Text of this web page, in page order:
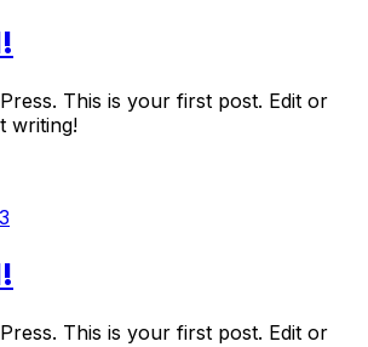
This is your first post. Edit or
writing!
This is your first post. Edit or